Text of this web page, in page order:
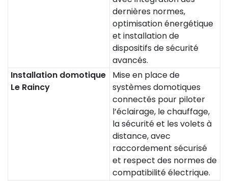
dernières normes,
optimisation énergétique
et installation de
dispositifs de sécurité
avancés.
Installation domotique
Le Raincy
Mise en place de
systèmes domotiques
connectés pour piloter
l’éclairage, le chauffage,
la sécurité et les volets à
distance, avec
raccordement sécurisé
et respect des normes de
compatibilité électrique.